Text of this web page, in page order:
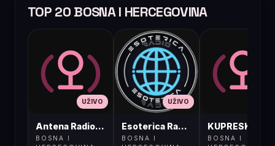
TOP 20 BOSNA I HERCEGOVINA
UŽIVO
Antena Radio, Jelah Tešanj
BOSNA I
UŽIVO
Esoterica Radio S1
BOSNA I
BOSNA I